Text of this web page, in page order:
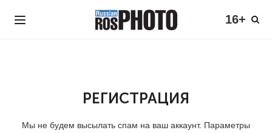
16+
РЕГИСТРАЦИЯ
Мы не будем высылать спам на ваш аккаунт. Параметры